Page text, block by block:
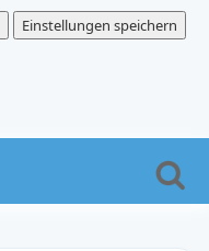
Einstellungen speichern